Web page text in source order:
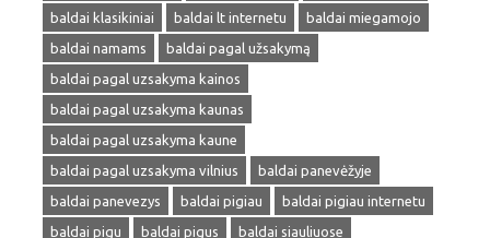
baldai klasikiniai
baldai lt internetu
baldai miegamojo
baldai namams
baldai pagal užsakymą
baldai pagal uzsakyma kainos
baldai pagal uzsakyma kaunas
baldai pagal uzsakyma kaune
baldai pagal uzsakyma vilnius
baldai panevėžyje
baldai panevezys
baldai pigiau
baldai pigiau internetu
baldai pigu
baldai pigus baldai siauliuose